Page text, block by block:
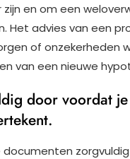
en om een
Het advies van een
of onzekerheden
van een nieuwe
door voordat